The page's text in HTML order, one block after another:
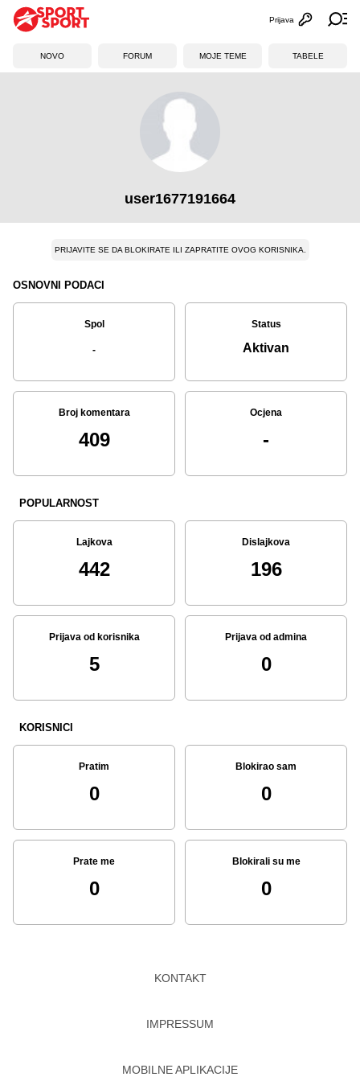
Otvori
Prijava
NOVO FORUM MOJE TEME TABELE
user1677191664
PRIJAVITE SE DA BLOKIRATE ILI ZAPRATITE OVOG KORISNIKA.
OSNOVNI PODACI
Spol
-
Status
Aktivan
Broj komentara
409
Ocjena
-
POPULARNOST
Lajkova
442
Dislajkova
196
Prijava od korisnika
5
Prijava od admina
0
KORISNICI
Pratim
0
Blokirao sam
0
Prate me
0
Blokirali su me
0
KONTAKT
IMPRESSUM
MOBILNE APLIKACIJE